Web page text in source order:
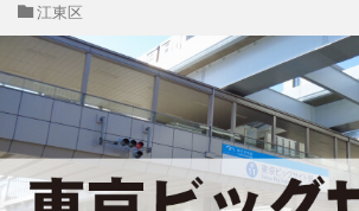
江東区